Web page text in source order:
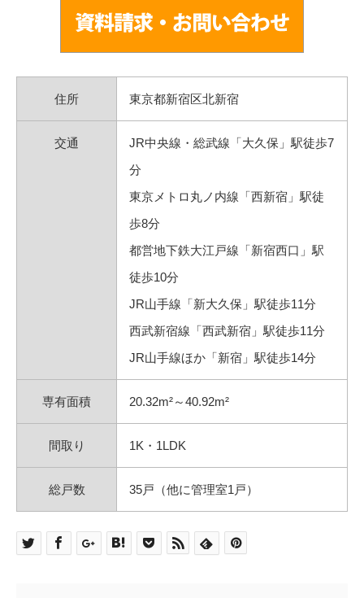
住所 東京都新宿区北新宿
交通
JR中央線・総武線「大久保」駅徒歩7
分
東京メトロ丸ノ内線「西新宿」駅徒
歩8分
都営地下鉄大江戸線「新宿西口」駅
徒歩10分
JR山手線「新大久保」駅徒歩11分
西武新宿線「西武新宿」駅徒歩11分
JR山手線ほか「新宿」駅徒歩14分
専有面積 20.32m²～40.92m²
間取り 1K・1LDK
総戸数 35戸（他に管理室1戸）